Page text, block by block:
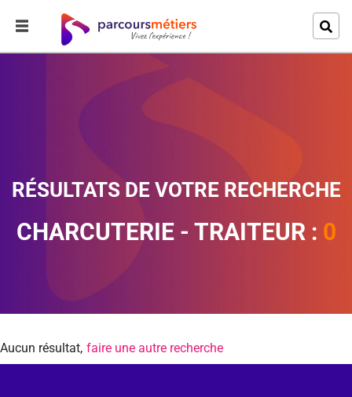
RÉSULTATS DE VOTRE RECHERCHE
CHARCUTERIE - TRAITEUR : 0
Aucun résultat, faire une autre recherche